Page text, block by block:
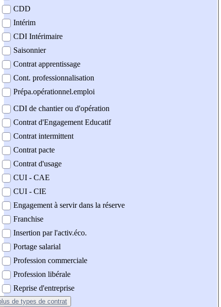
CDD
Intérim
CDI Intérimaire
Saisonnier
Contrat apprentissage
Cont. professionnalisation
Prépa.opérationnel.emploi
CDI de chantier ou d'opération
Contrat d'Engagement Educatif
Contrat intermittent
Contrat pacte
Contrat d'usage
CUI - CAE
CUI - CIE
Engagement à servir dans la réserve
Franchise
Insertion par l'activ.éco.
Portage salarial
Profession commerciale
Profession libérale
Reprise d'entreprise
de types de contrat